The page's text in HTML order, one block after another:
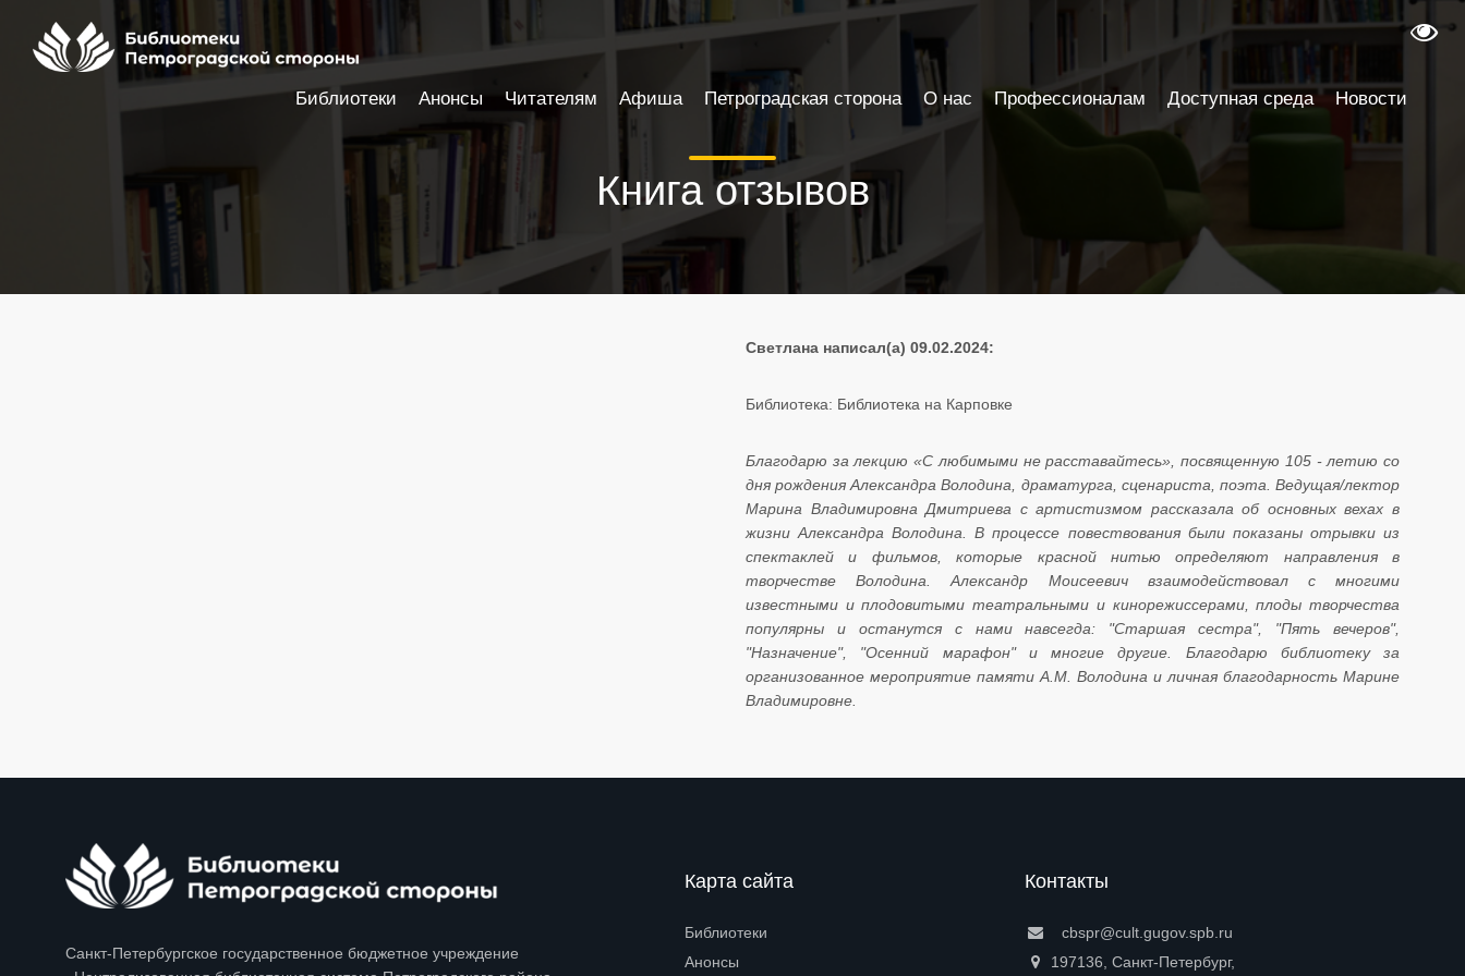
Книга отзывов
Светлана написал(а) 09.02.2024:
Библиотека: Библиотека на Карповке
Благодарю за лекцию «С любимыми не расставайтесь», посвященную 105 - летию со
дня рождения Александра Володина, драматурга, сценариста, поэта. Ведущая/лектор
Марина Владимировна Дмитриева с артистизмом рассказала об основных вехах в
жизни Александра Володина. В процессе повествования были показаны отрывки из
спектаклей и фильмов, которые красной нитью определяют направления в
творчестве Володина. Александр Моисеевич взаимодействовал с многими
известными и плодовитыми театральными и кинорежиссерами, плоды творчества
популярны и останутся с нами навсегда: "Старшая сестра", "Пять вечеров",
"Назначение", "Осенний марафон" и многие другие. Благодарю библиотеку за
организованное мероприятие памяти А.М. Володина и личная благодарность Марине
Владимировне.
Санкт-Петербургское государственное бюджетное учреждение
Карта сайта
Библиотеки
Анонсы
Контакты
cbspr@cult.gugov.spb.ru
197136, Санкт-Петербург,
Библиотеки Анонсы Читателям Афиша Петроградская сторона О нас Профессионалам Доступная среда Новости
Настройки доступности